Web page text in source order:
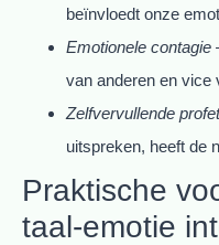
beïnvloedt onze
Emotionele contagie
van anderen en vice
Zelfvervullende
uitspreken, heeft de
Praktische
taal-emotie